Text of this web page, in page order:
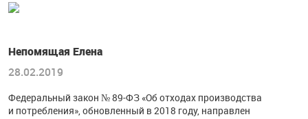
Непомящая Елена
28.02.2019
Федеральный закон №89-ФЗ«Об отходах производства
и потребления», обновленный в 2018 году, направлен